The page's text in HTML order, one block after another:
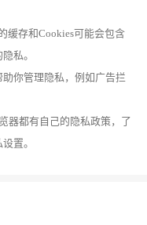
缓存和Cookies可能会包含
私。
你管理隐私，例如广告拦
器都有自己的隐私政策，了
置。